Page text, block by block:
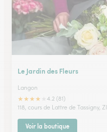
Le Jardin des Fleurs
Langon
★★★★
4.2 (81)
118, cours de Lattre de Tassigny,
Voir la boutique